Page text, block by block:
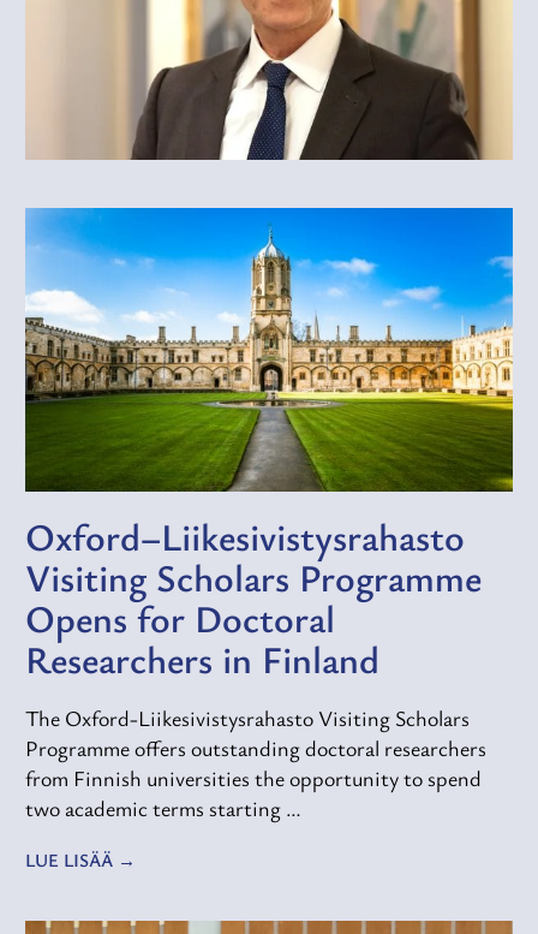
Oxford–Liikesivistysrahasto
Visiting Scholars Programme
Opens for Doctoral
Researchers in Finland
The Oxford-Liikesivistysrahasto Visiting Scholars
Programme offers outstanding doctoral researchers
from Finnish universities the opportunity to spend
two academic terms starting …
LUE LISÄÄ